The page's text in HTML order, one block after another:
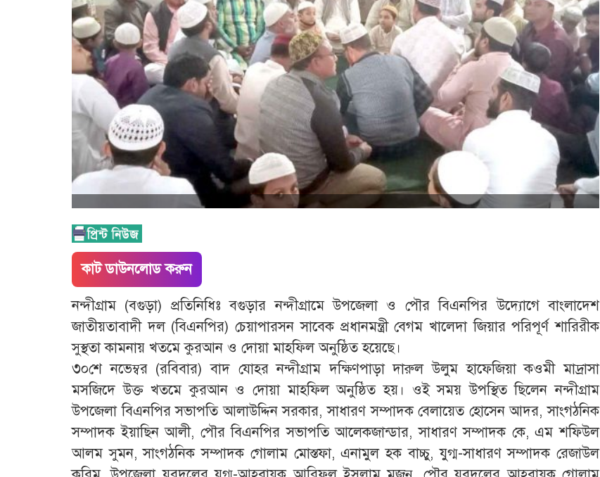
কাট ডাউনলোড করুন
নন্দীগ্রাম (বগুড়া) প্রতিনিধিঃ বগুড়ার নন্দীগ্রামে উপজেলা ও পৌর বিএনপির উদ্যোগে বাংলাদেশ
জাতীয়তাবাদী দল (বিএনপির) চেয়াপারসন সাবেক প্রধানমন্ত্রী বেগম খালেদা জিয়ার পরিপূর্ণ শারিরীক
সুস্থতা কামনায় খতমে কুরআন ও দোয়া মাহফিল অনুষ্ঠিত হয়েছে।
৩০শে নভেম্বর (রবিবার) বাদ যোহর নন্দীগ্রাম দক্ষিণপাড়া দারুল উলুম হাফেজিয়া কওমী মাদ্রাসা
মসজিদে উক্ত খতমে কুরআন ও দোয়া মাহফিল অনুষ্ঠিত হয়। ওই সময় উপস্থিত ছিলেন নন্দীগ্রাম
উপজেলা বিএনপির সভাপতি আলাউদ্দিন সরকার, সাধারণ সম্পাদক বেলায়েত হোসেন আদর, সাংগঠনিক
সম্পাদক ইয়াছিন আলী, পৌর বিএনপির সভাপতি আলেকজান্ডার, সাধারণ সম্পাদক কে, এম শফিউল
আলম সুমন, সাংগঠনিক সম্পাদক গোলাম মোস্তফা, এনামুল হক বাচ্চু, যুগ্ম-সাধারণ সম্পাদক রেজাউল